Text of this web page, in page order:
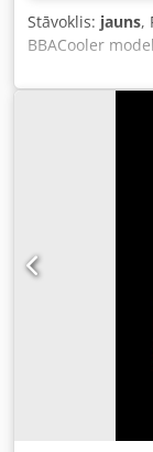
Stāvoklis: jauns,
BBACooler
dzesētājs
Dzesēšanas
kg/h •